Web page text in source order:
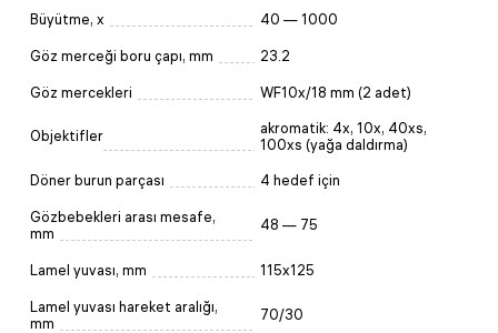
Büyütme, x 40 — 1000
Göz merceği boru çapı, mm 23.2
Göz mercekleri WF10x/18 mm (2 adet)
Objektifler
akromatik: 4x, 10x, 40xs,
100xs (yağa daldırma)
Döner burun parçası 4 hedef için
Gözbebekleri arası mesafe,
mm
48 — 75
Lamel yuvası, mm 115x125
Lamel yuvası hareket aralığı,
mm
70/30